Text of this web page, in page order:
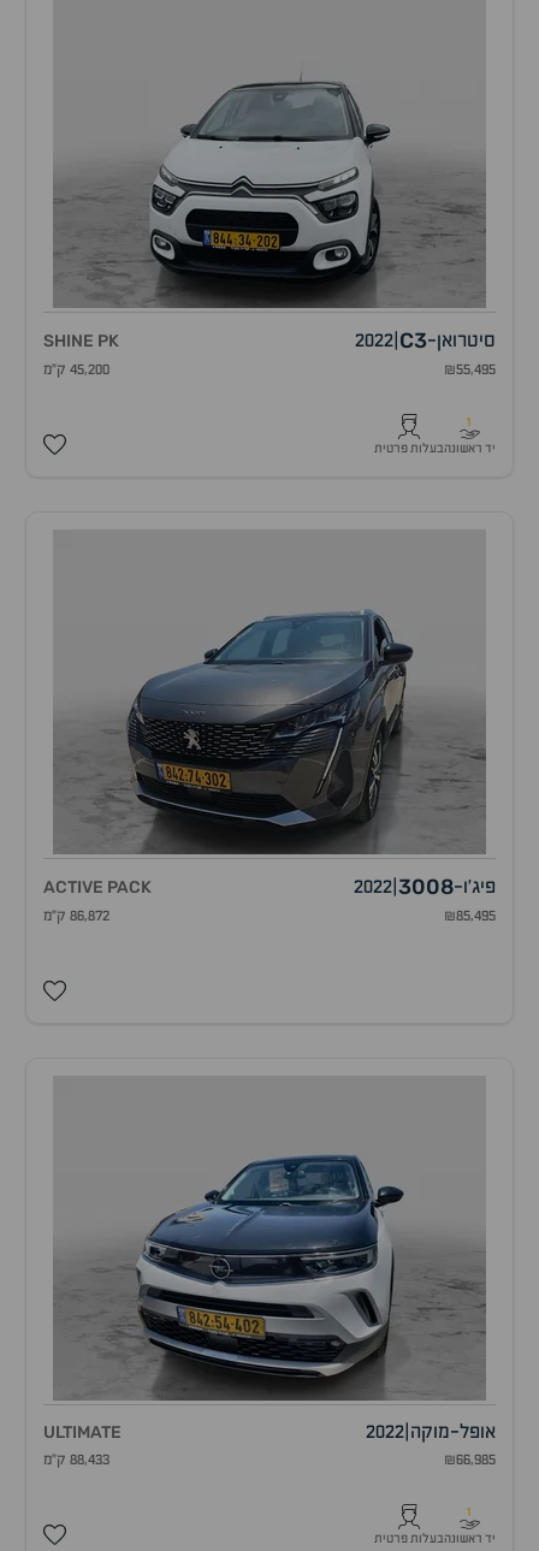
סיטרואן-
C3
2022
SHINE PK
₪55,495 45,200 ק"מ
1
יד ראשונהבעלות פרטית
פיג'ו-
3008
2022
ACTIVE PACK
₪85,495 86,872 ק"מ
אופל-מוקה 2022
ULTIMATE
₪66,985 88,433 ק"מ
1
יד ראשונהבעלות פרטית